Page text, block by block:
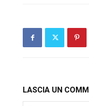
LASCIA UN